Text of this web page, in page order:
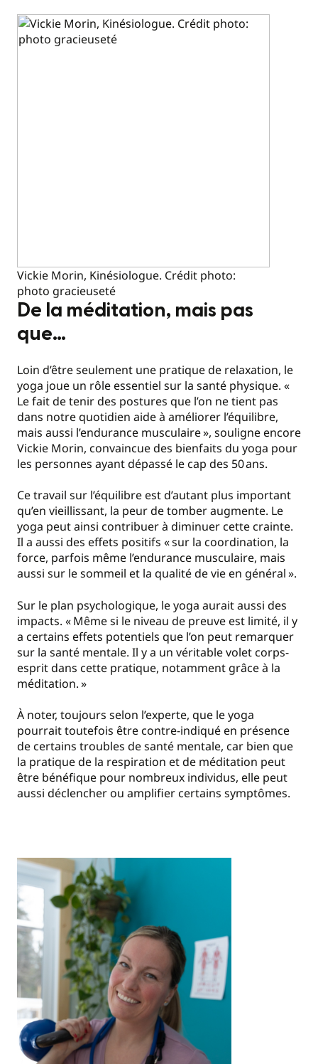
Vickie Morin, Kinésiologue. Crédit photo:
photo gracieuseté
De la méditation, mais pas
que…
Loin d’être seulement une pratique de relaxation, le
yoga joue un rôle essentiel sur la santé physique. «
Le fait de tenir des postures que l’on ne tient pas
dans notre quotidien aide à améliorer l’équilibre,
mais aussi l’endurance musculaire», souligne encore
Vickie Morin, convaincue des bienfaits du yoga pour
les personnes ayant dépassé le cap des 50 ans.
Ce travail sur l’équilibre est d’autant plus important
qu’en vieillissant, la peur de tomber augmente. Le
yoga peut ainsi contribuer à diminuer cette crainte.
Il a aussi des effets positifs «sur la coordination, la
force, parfois même l’endurance musculaire, mais
aussi sur le sommeil et la qualité de vie en général».
Sur le plan psychologique, le yoga aurait aussi des
impacts. «Même si le niveau de preuve est limité, il y
a certains effets potentiels que l’on peut remarquer
sur la santé mentale. Il y a un véritable volet corps-
esprit dans cette pratique, notamment grâce à la
méditation.»
À noter, toujours selon l’experte, que le yoga
pourrait toutefois être contre-indiqué en présence
de certains troubles de santé mentale, car bien que
la pratique de la respiration et de méditation peut
être bénéfique pour nombreux individus, elle peut
aussi déclencher ou amplifier certains symptômes.